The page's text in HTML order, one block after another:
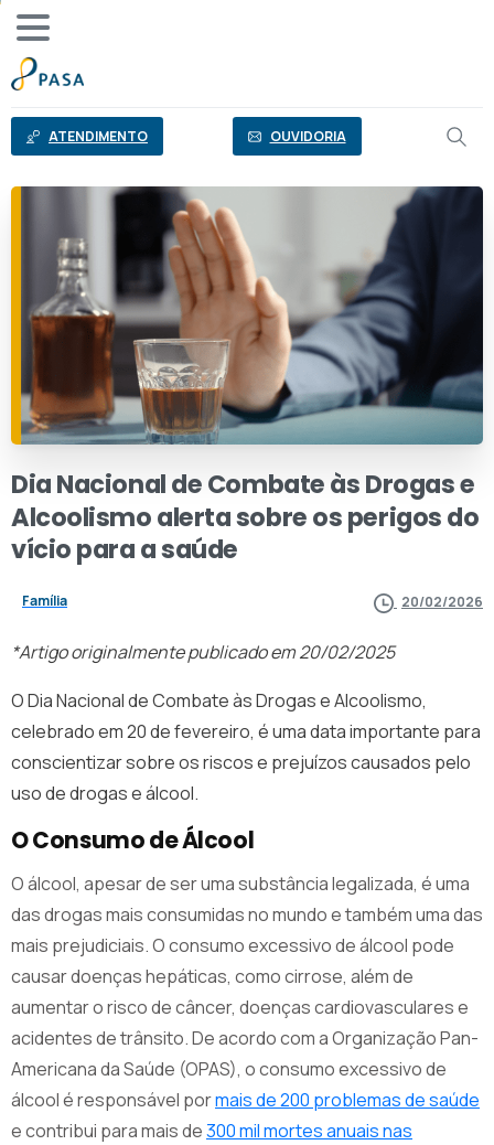
conteúdo
ATENDIMENTO OUVIDORIA
DiaNacionaldeCombateàsDrogase
Alcoolismoalertasobreosperigosdo
vícioparaasaúde
Família 20/02/2026
*Artigo originalmente publicado em 20/02/2025
O Dia Nacional de Combate às Drogas e Alcoolismo,
celebrado em 20 de fevereiro, é uma data importante para
conscientizar sobre os riscos e prejuízos causados pelo
uso de drogas e álcool.
O Consumo de Álcool
O álcool, apesar de ser uma substância legalizada, é uma
das drogas mais consumidas no mundo e também uma das
mais prejudiciais. O consumo excessivo de álcool pode
causar doenças hepáticas, como cirrose, além de
aumentar o risco de câncer, doenças cardiovasculares e
acidentes de trânsito. De acordo com a Organização Pan-
Americana da Saúde (OPAS), o consumo excessivo de
álcool é responsável pormais de 200 problemas de saúde
e contribui para mais de300 mil mortes anuais nas